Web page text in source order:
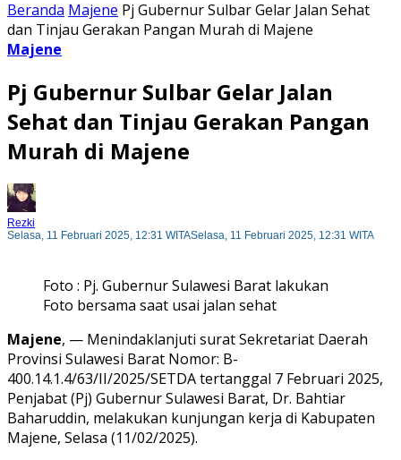
Beranda Majene Pj Gubernur Sulbar Gelar Jalan Sehat
dan Tinjau Gerakan Pangan Murah di Majene
Majene
Pj Gubernur Sulbar Gelar Jalan
Sehat dan Tinjau Gerakan Pangan
Murah di Majene
Rezki
Selasa, 11 Februari 2025, 12:31 WITASelasa, 11 Februari 2025, 12:31 WITA
Foto : Pj. Gubernur Sulawesi Barat lakukan
Foto bersama saat usai jalan sehat
Majene, — Menindaklanjuti surat Sekretariat Daerah
Provinsi Sulawesi Barat Nomor: B-
400.14.1.4/63/II/2025/SETDA tertanggal 7 Februari 2025,
Penjabat (Pj) Gubernur Sulawesi Barat, Dr. Bahtiar
Baharuddin, melakukan kunjungan kerja di Kabupaten
Majene, Selasa (11/02/2025).